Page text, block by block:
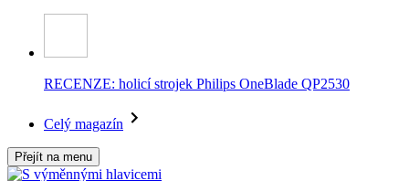
RECENZE: holicí strojek Philips OneBlade QP2530
Celý magazín
Přejít na menu